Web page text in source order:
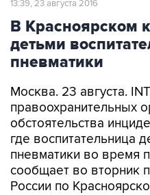
13:39, 23 августа 2016
В Красноярском
детьми
пневматики
Москва. 23 августа.
правоохранительных
обстоятельства
где воспитательница
пневматики во время
сообщает во вторник
России по